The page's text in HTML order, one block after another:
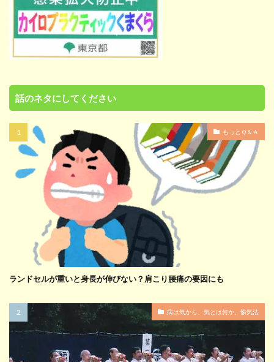
話のネタにしてください
もっとＱ＆Ａ
ランドセルが重いと身長が伸びない？肩こり腰痛の要因にも
病は気から、気とは何か、愉気法